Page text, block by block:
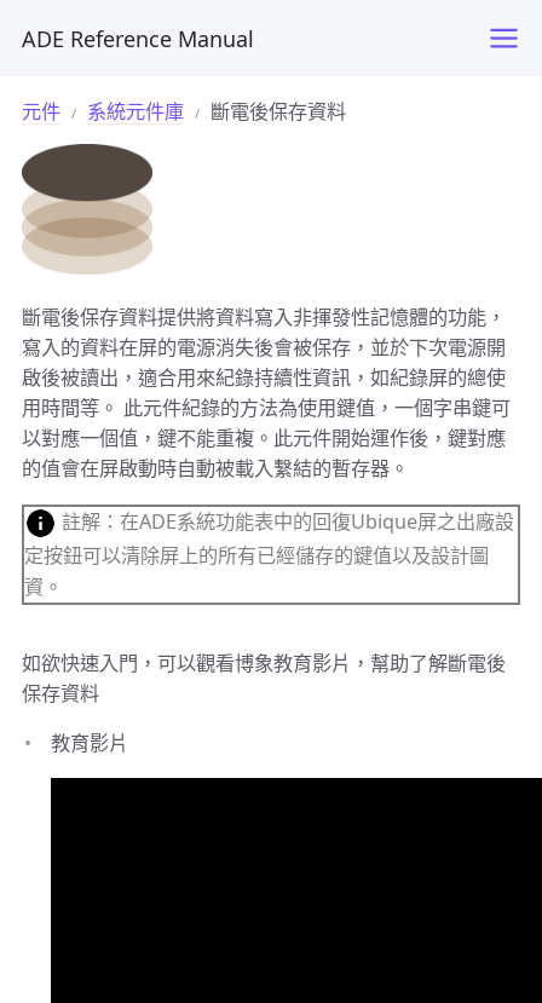
ADE Reference Manual
元件 系統元件庫 斷電後保存資料
斷電後保存資料提供將資料寫入非揮發性記憶體的功能，
寫入的資料在屏的電源消失後會被保存，並於下次電源開
啟後被讀出，適合用來紀錄持續性資訊，如紀錄屏的總使
用時間等。 此元件紀錄的方法為使用鍵值，一個字串鍵可
以對應一個值，鍵不能重複。此元件開始運作後，鍵對應
的值會在屏啟動時自動被載入繫結的暫存器。
註解：在ADE系統功能表中的回復Ubique屏之出廠設
定按鈕可以清除屏上的所有已經儲存的鍵值以及設計圖
資。
如欲快速入門，可以觀看博象教育影片，幫助了解斷電後
保存資料
教育影片